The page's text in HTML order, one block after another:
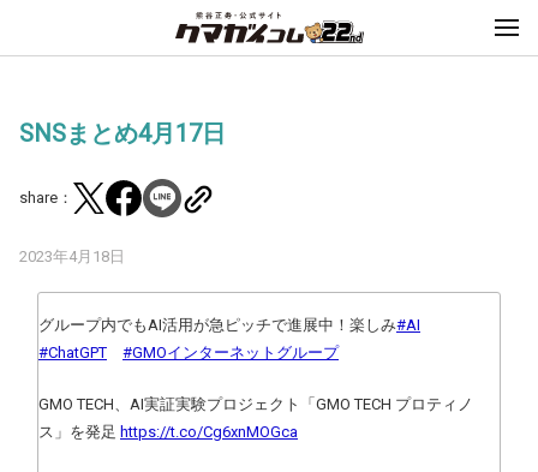
SNSまとめ4月17日
share：
2023年4月18日
グループ内でもAI活用が急ピッチで進展中！楽しみ#AI
#ChatGPT
#GMOインターネットグループ
GMO TECH、AI実証実験プロジェクト「GMO TECH プロティノ
ス」を発足 https://t.co/Cg6xnMOGca